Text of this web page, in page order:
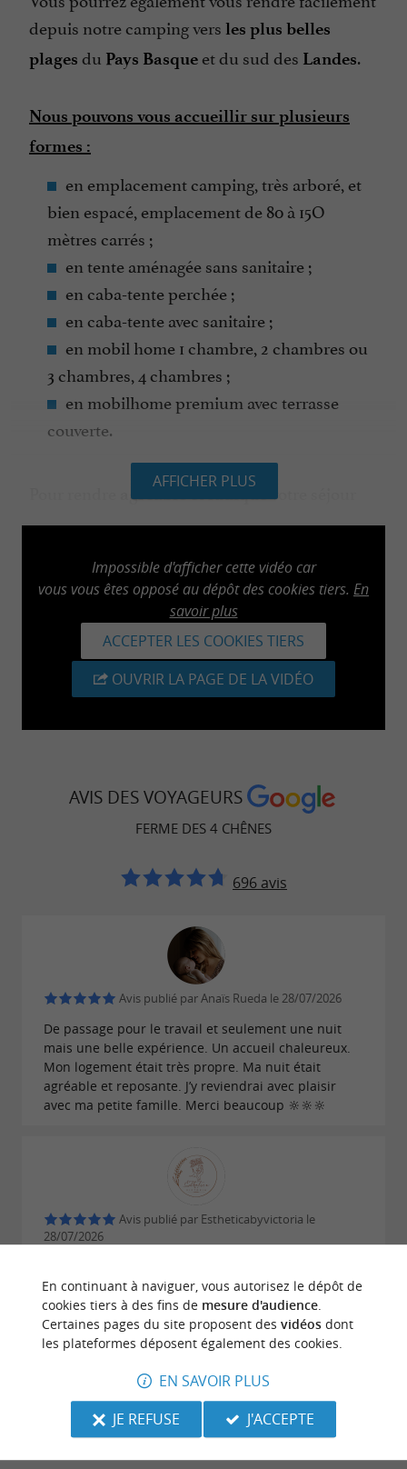
Parle espagnol
Ping pong
Piscine chauffée
Snack
Sèche Linge
Terrasse
depuis notre camping vers les plus belles
plages du Pays Basque et du sud des Land­es.
Nous pouvons vous accueillir sur plusieurs
formes :
en emplacement camping, très arboré, et
bien espacé, emplacement de 80 à 15O
mètres carrés ;
en tente aménagée sans sanitaire ;
en caba-tente perchée ;
en caba-tente avec sanitaire ;
en mobil home 1 chambre, 2 chambres ou
3 chambres, 4 chambres ;
en mobilhome premium avec terrasse
couverte.
agréable et ludique
chez nous, nous mettons à disposition, une
pour enfants , une avec des balançoires
toboggans et deuxième avec château gonflable,
aire de fitnesspour les plus grands,
terrain de pétanque,baby foot,ping-pong
pour toute la famille.
. Venez voir les ânes, chèvres, lapins,
lamas.
Le camping laFerme des 4 Chênessitué au
de tous les lieux de visites du Pays basque et
des Landes, vous permettra de passer un
agréable séjour dans une ambiance familiale
Nous vous donnons rendez vous dans notre
camping nature et confort.
et du 10 mars et 30 octobre pour les emplacements.
AFFICHER PLUS
Impossible d'afficher cette vidéo car
vous vous êtes opposé au dépôt des cookies tiers. En
savoir plus
ACCEPTER LES COOKIES TIERS
OUVRIR LA PAGE DE LA VIDÉO
AVIS DES VOYAGEURS
FERME DES 4 CHÊNES
696 avis
Avis publié par Anaïs Rueda le 28/07/2026
De passage pour le travail et seulement une nuit
mais une belle expérience. Un accueil chaleureux.
Mon logement était très propre. Ma nuit était
agréable et reposante. J’y reviendrai avec plaisir
avec ma petite famille. Merci beaucoup 🔆🔆🔆
Avis publié par Estheticabyvictoria le
28/07/2026
piscine, les lapins et les château gonflable. Merci
pour votre accueil 🤩
Avis publié par David Tab le 28/07/2026
En continuant à naviguer, vous autorisez le dépôt de
cookies tiers à des fins de mesure d'audience.
Certaines pages du site proposent des vidéosdont
les plateformes déposent également des cookies.
EN SAVOIR PLUS
JE REFUSE
J'ACCEPTE